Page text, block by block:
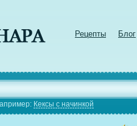
Рецепты Блог
Кексы с начинкой